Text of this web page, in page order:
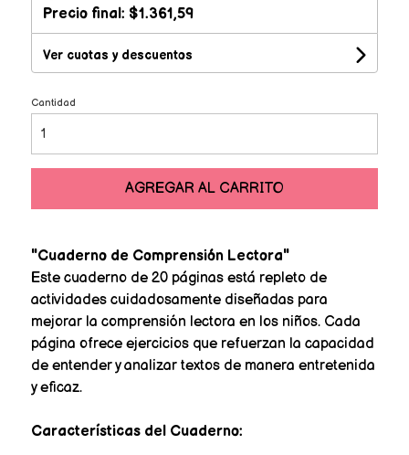
Precio final: $1.361,59
Ver cuotas y descuentos
Cantidad
AGREGAR AL CARRITO
"Cuaderno de Comprensión Lectora"
Este cuaderno de 20 páginas está repleto de
actividades cuidadosamente diseñadas para
mejorar la comprensión lectora en los niños. Cada
página ofrece ejercicios que refuerzan la capacidad
de entender y analizar textos de manera entretenida
y eficaz.
Características del Cuaderno: